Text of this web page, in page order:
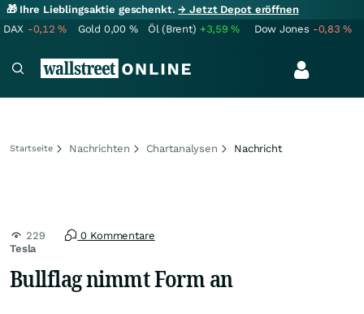
🎁 Ihre Lieblingsaktie geschenkt.→ Jetzt Depot eröffnen
DAX -0,12% Gold 0,00 % Öl (Brent) +3,59% Dow Jones -0,83%
Startseite Nachrichten Chartanalysen Nachricht
Tesla
229 0 Kommentare
Bullflag nimmt Form an